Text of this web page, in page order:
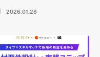
2026.01.28